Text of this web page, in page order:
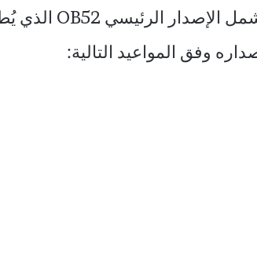
وفق المواعيد التالية: